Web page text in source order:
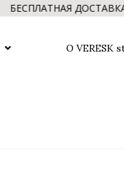
ДОСТАВКА
О VERESK